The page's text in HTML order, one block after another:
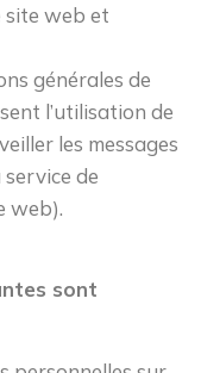
site web et
générales de
l’utilisation de
les messages
de
web).
sont